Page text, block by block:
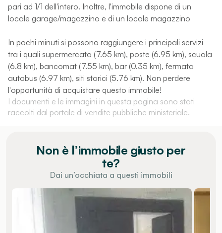
pari ad 1/1 dell'intero. Inoltre, l'immobile dispone di un
locale garage/magazzino e di un locale magazzino
In pochi minuti si possono raggiungere i principali servizi
tra i quali supermercato (7.65 km), poste (6.95 km), scuola
(6.8 km), bancomat (7.55 km), bar (0.35 km), fermata
autobus (6.97 km), siti storici (5.76 km). Non perdere
l'opportunità di acquistare questo immobile!
I documenti e le immagini in questa pagina sono stati
raccolti dal portale di vendite pubbliche ministeriale.
Non è l’immobile giusto per
te?
Dai un’occhiata a questi immobili